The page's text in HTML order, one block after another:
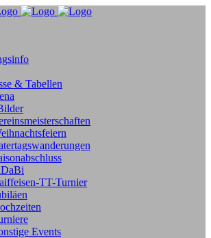
& Tabellen
TT-Turnier
Events